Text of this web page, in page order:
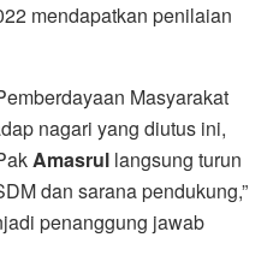
mendapatkan penilaian
Masyarakat
nagari yang diutus ini,
Amasrul langsung turun
dan sarana pendukung,”
penanggung jawab